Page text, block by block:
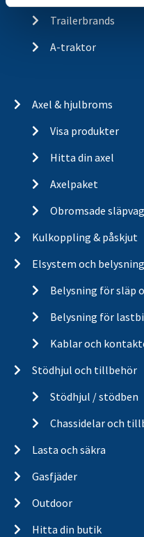
Trailerbrands
A-traktor
Axel & hjulbroms
Visa produkter
Hitta din axel
Axelpaket
Obromsade
Kulkoppling & påskjut
Elsystem och belysning
Belysning för släp
Belysning för
Kablar och
Stödhjul och tillbehör
Stödhjul / stödben
Chassidelar och
Lasta och säkra
Gasfjäder
Outdoor
Hitta din butik